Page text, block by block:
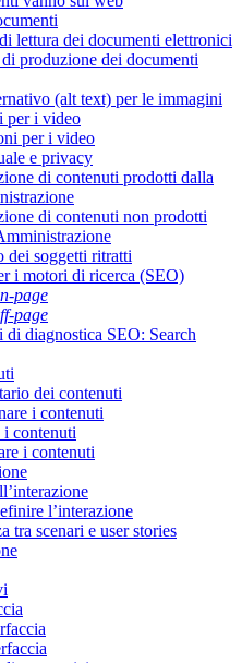
lettura dei documenti elettronici
produzione dei documenti
(alt text) per le immagini
per i video
per i video
e privacy
di contenuti prodotti dalla
di contenuti non prodotti
dei soggetti ritratti
i motori di ricerca (SEO)
page
page
di diagnostica SEO: Search
dei contenuti
i contenuti
contenuti
i contenuti
l’interazione
tra scenari e user stories